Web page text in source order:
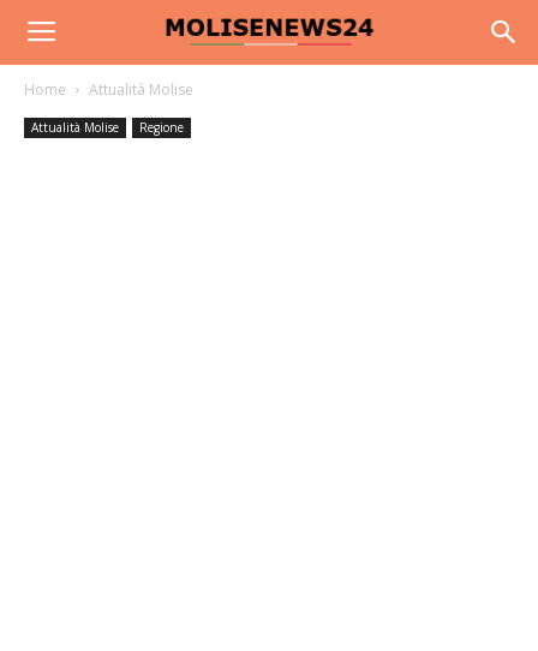
Home Attualità Molise
Attualità Molise Regione